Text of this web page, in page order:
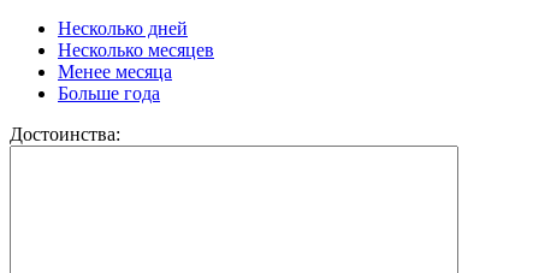
Несколько дней
Несколько месяцев
Менее месяца
Больше года
Достоинства: